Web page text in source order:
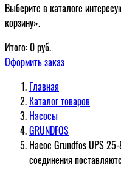
Выберите в каталоге
корзину».
Итого: 0руб.
Оформить заказ
Главная
Каталог товаров
Насосы
GRUNDFOS
Насос Grundfos UPS
соединения